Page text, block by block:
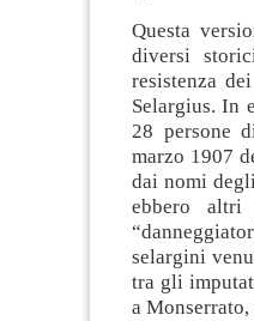
Questa
diversi
resistenza
Selargius. In
28 persone
marzo 1907
dai nomi
ebbero
selargini
tra gli
a